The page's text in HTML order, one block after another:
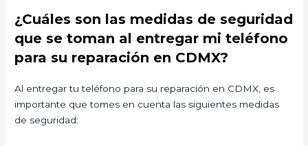
¿Cuáles son las medidas de seguridad
que se toman al entregar mi teléfono
para su reparación en CDMX?
Al entregar tu teléfono para su reparación en CDMX, es
importante que tomes en cuenta las siguientes medidas
de seguridad: